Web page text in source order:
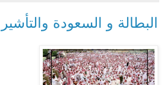
البطالة و السعودة